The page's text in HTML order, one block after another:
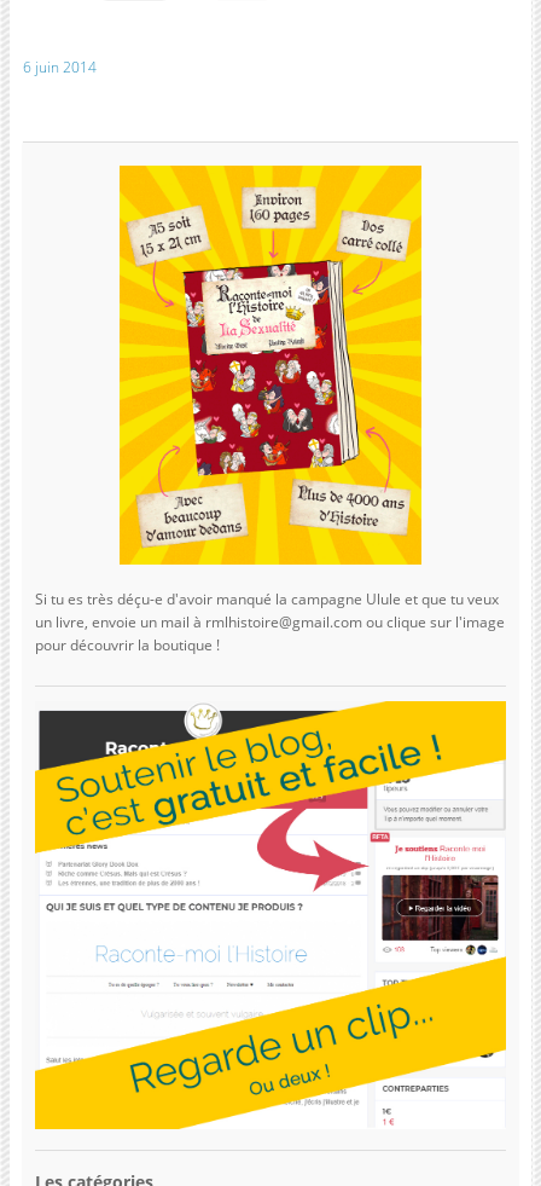
6 juin 2014
Si tu es très déçu-e d'avoir manqué la campagne Ulule et que tu veux
un livre, envoie un mail à rmlhistoire@gmail.com ou clique sur l'image
pour découvrir la boutique !